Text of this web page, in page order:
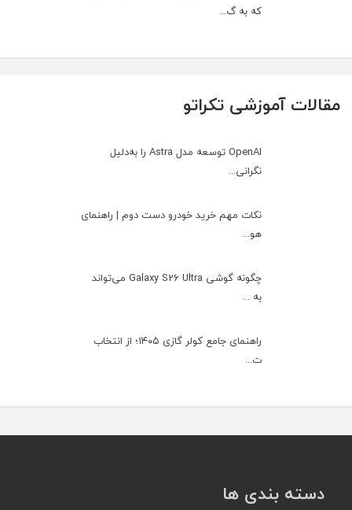
که به گ...
مقالات آموزشی تکراتو
OpenAI توسعه مدل Astra را به‌دلیل
نگرانی...
نکات مهم خرید خودرو دست دوم | راهنمای
هو...
چگونه گوشی Galaxy S26 Ultra می‌تواند
به ...
راهنمای جامع کولر گازی ۱۴۰۵؛ از انتخاب
ت...
دسته بندی ها